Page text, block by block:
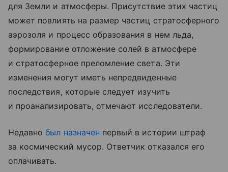
для Земли и атмосферы. Присутствие этих частиц
может повлиять на размер частиц стратосферного
аэрозоля и процесс образования в нем льда,
формирование отложение солей в атмосфере
и стратосферное преломление света. Эти
изменения могут иметь непредвиденные
последствия, которые следует изучить
и проанализировать, отмечают исследователи.
Недавнобыл назначен первый в истории штраф
за космический мусор. Ответчик отказался его
оплачивать.